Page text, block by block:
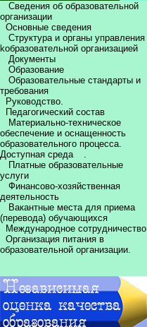
Сведения об образовательной
организации
Основные сведения
Структура и органы управления
kобразовательной организацией
Документы
Образование
Образовательные стандарты и
требования
Руководство.
Педагогический состав
Материально-техническое
обеспечение и оснащенность
образовательного процесса.
Доступная среда
.
Платные образовательные
услуги
Финансово-хозяйственная
деятельность
Вакантные места для приема
(перевода) обучающихся
Международное сотрудничество
Организация питания в
образовательной организации.